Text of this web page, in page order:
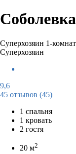
Суперхозяин 1-
Суперхозяин
9,6
45 отзывов (45)
1 спальня
1 кровать
2 гостя
20 м2